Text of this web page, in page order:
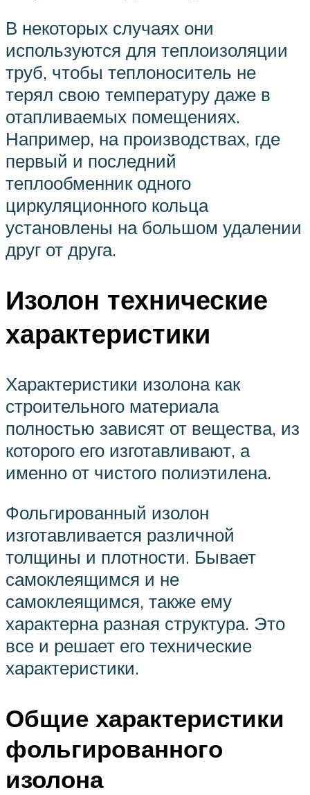
В некоторых случаях они
используются для теплоизоляции
труб, чтобы теплоноситель не
терял свою температуру даже в
отапливаемых помещениях.
Например, на производствах, где
первый и последний
теплообменник одного
циркуляционного кольца
установлены на большом удалении
друг от друга.
Изолон технические
характеристики
Характеристики изолона как
строительного материала
полностью зависят от вещества, из
которого его изготавливают, а
именно от чистого полиэтилена.
Фольгированный изолон
изготавливается различной
толщины и плотности. Бывает
самоклеящимся и не
самоклеящимся, также ему
характерна разная структура. Это
все и решает его технические
характеристики.
Общие характеристики
фольгированного
изолона